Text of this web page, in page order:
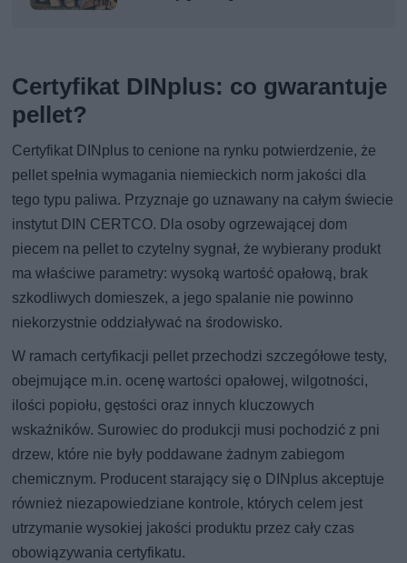
Certyfikat DINplus: co gwarantuje
pellet?
Certyfikat DINplus to cenione na rynku potwierdzenie, że
pellet spełnia wymagania niemieckich norm jakości dla
tego typu paliwa. Przyznaje go uznawany na całym świecie
instytut DIN CERTCO. Dla osoby ogrzewającej dom
piecem na pellet to czytelny sygnał, że wybierany produkt
ma właściwe parametry: wysoką wartość opałową, brak
szkodliwych domieszek, a jego spalanie nie powinno
niekorzystnie oddziaływać na środowisko.
W ramach certyfikacji pellet przechodzi szczegółowe testy,
obejmujące m.in. ocenę wartości opałowej, wilgotności,
ilości popiołu, gęstości oraz innych kluczowych
wskaźników. Surowiec do produkcji musi pochodzić z pni
drzew, które nie były poddawane żadnym zabiegom
chemicznym. Producent starający się o DINplus akceptuje
również niezapowiedziane kontrole, których celem jest
utrzymanie wysokiej jakości produktu przez cały czas
obowiązywania certyfikatu.